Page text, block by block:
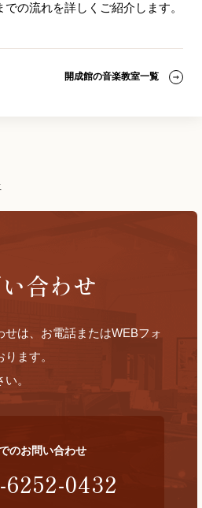
の流れを詳しくご紹介します。
開成館の音楽教室一覧
合わせ
せは、お電話またはWEBフォ
ます。
。
のお問い合わせ
6252-0432